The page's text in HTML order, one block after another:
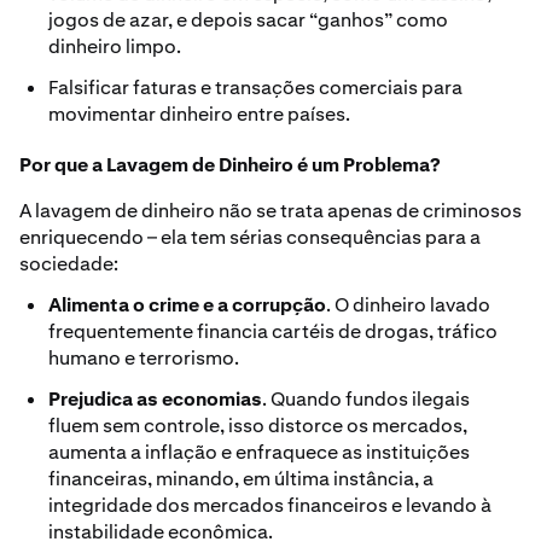
jogos de azar, e depois sacar “ganhos” como
dinheiro limpo.
Falsificar faturas e transações comerciais para
movimentar dinheiro entre países.
Por que a Lavagem de Dinheiro é um Problema?
A lavagem de dinheiro não se trata apenas de criminosos
enriquecendo – ela tem sérias consequências para a
sociedade:
Alimenta o crime e a corrupção. O dinheiro lavado
frequentemente financia cartéis de drogas, tráfico
humano e terrorismo.
Prejudica as economias. Quando fundos ilegais
fluem sem controle, isso distorce os mercados,
aumenta a inflação e enfraquece as instituições
financeiras, minando, em última instância, a
integridade dos mercados financeiros e levando à
instabilidade econômica.